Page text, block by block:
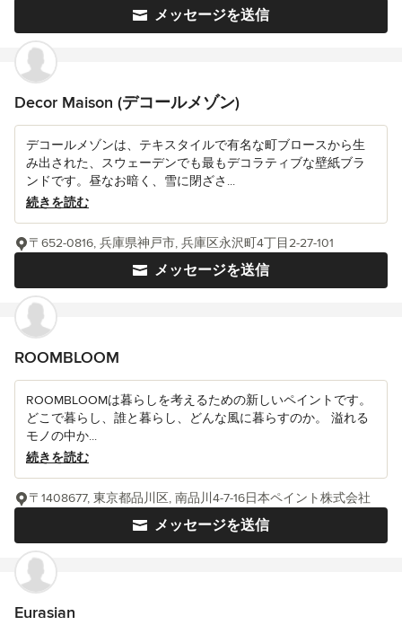
メッセージを送信
Decor Maison (デコールメゾン)
デコールメゾンは、テキスタイルで有名な町ブロースから生
み出された、スウェーデンでも最もデコラティブな壁紙ブラ
ンドです。昼なお暗く、雪に閉ざさ...
続きを読む
メッセージを送信
〒652-0816, 兵庫県神戸市, 兵庫区永沢町4丁目2-27-101
ROOMBLOOM
ROOMBLOOMは暮らしを考えるための新しいペイントです。
どこで暮らし、誰と暮らし、どんな風に暮らすのか。 溢れる
モノの中か...
続きを読む
メッセージを送信
〒1408677, 東京都品川区, 南品川4-7-16日本ペイント株式会社
Eurasian